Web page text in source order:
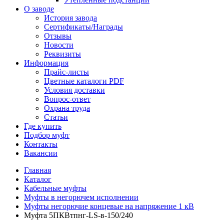
О заводе
История завода
Сертификаты/Награды
Отзывы
Новости
Реквизиты
Информация
Прайс-листы
Цветные каталоги PDF
Условия доставки
Вопрос-ответ
Охрана труда
Статьи
Где купить
Подбор муфт
Контакты
Вакансии
Главная
Каталог
Кабельные муфты
Муфты в негорючем исполнении
Муфты негорючие концевые на напряжение 1 кВ
Муфта 5ПКВтпнг-LS-в-150/240